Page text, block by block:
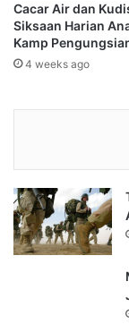
Cacar Air dan
Siksaan Harian
Kamp
4 weeks ago